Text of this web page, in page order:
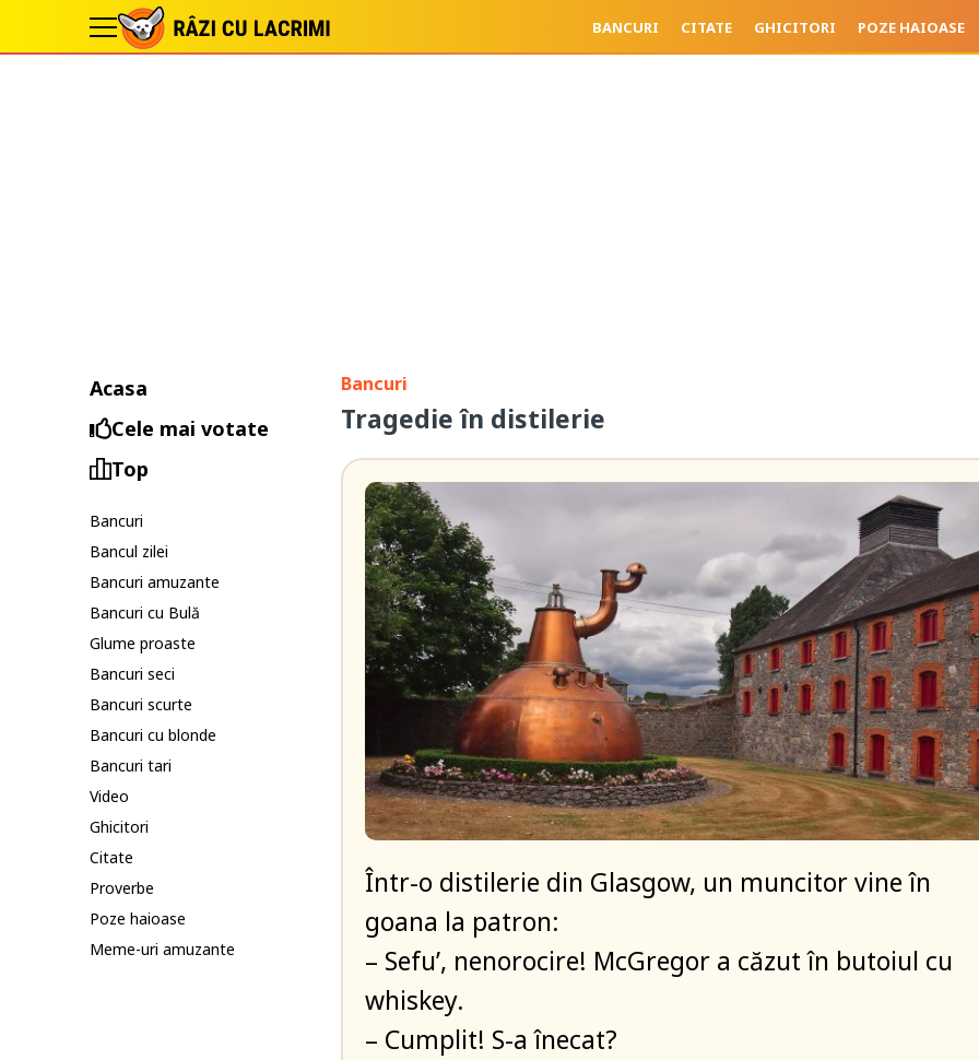
BANCURI CITATE GHICITORI POZE HAIOASE
Acasa
Cele mai votate
Top
Bancuri
Bancul zilei
Bancuri amuzante
Bancuri cu Bulă
Glume proaste
Bancuri seci
Bancuri scurte
Bancuri cu blonde
Bancuri tari
Video
Ghicitori
Citate
Proverbe
Poze haioase
Meme-uri amuzante
Bancuri
Tragedie în distilerie
Într-o distilerie din Glasgow, un muncitor vine în
goana la patron:
– Sefu’, nenorocire! McGregor a căzut în butoiul cu
whiskey.
– Cumplit! S-a înecat?